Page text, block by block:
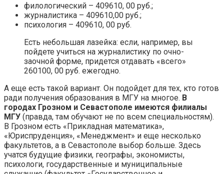
филологический – 409610, 00 руб.;
журналистика – 409610,00 руб.;
психология – 409610, 00 руб.
Есть небольшая лазейка: если, например, вы
пойдете учиться на журналистику по очно-
заочной форме, придется отдавать «всего»
260100, 00 руб. ежегодно.
А еще есть такой вариант. Он подойдет для тех, кто готов
ради получения образования в МГУ на многое. В
городах Грозном и Севастополе имеются филиалы
МГУ (правда, там обучают не по всем специальностям).
В Грозном есть «Прикладная математика»,
«Юриспруденция», «Менеджмент» и еще несколько
факультетов, а в Севастополе выбор больше. Здесь
учатся будущие физики, географы, экономисты,
психологи, государственные и муниципальные